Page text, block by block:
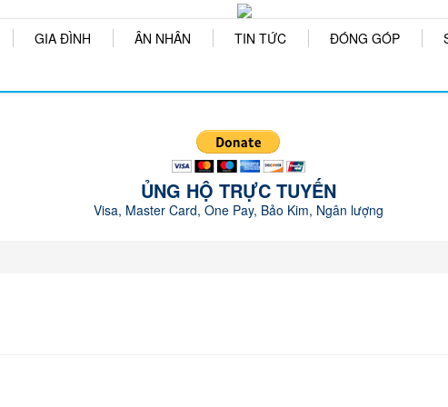
GIA ĐÌNH ÂN NHÂN TIN TỨC ĐÓNG GÓP
ỦNG HỘ TRỰC TUYẾN
Visa, Master Card, One Pay, Bảo Kim, Ngân lượng